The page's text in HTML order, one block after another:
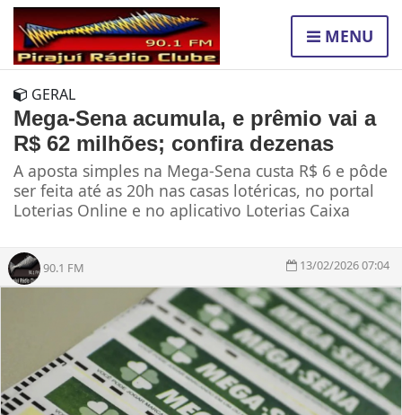
MENU
GERAL
Mega-Sena acumula, e prêmio vai a
R$ 62 milhões; confira dezenas
A aposta simples na Mega-Sena custa R$ 6 e pôde
ser feita até as 20h nas casas lotéricas, no portal
Loterias Online e no aplicativo Loterias Caixa
90.1 FM 13/02/2026 07:04